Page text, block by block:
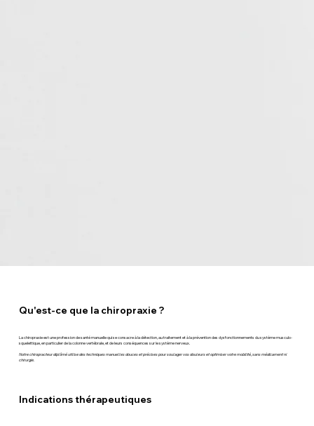
Qu'est-ce que la chiropraxie ?
La chiropraxie est une profession de santé manuelle qui se consacre à la détection, au traitement et à la prévention des dysfonctionnements du système musculo-
squelettique, en particulier de la colonne vertébrale, et de leurs conséquences sur le système nerveux.
Notre chiropracteur diplômé utilise des techniques manuelles douces et précises pour soulager vos douleurs et optimiser votre mobilité, sans médicament ni
chirurgie.
Indications thérapeutiques